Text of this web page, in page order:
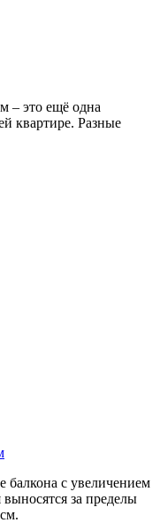
– это ещё одна
квартире. Разные
балкона с увеличением
за пределы